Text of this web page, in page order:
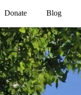
Donate Blog